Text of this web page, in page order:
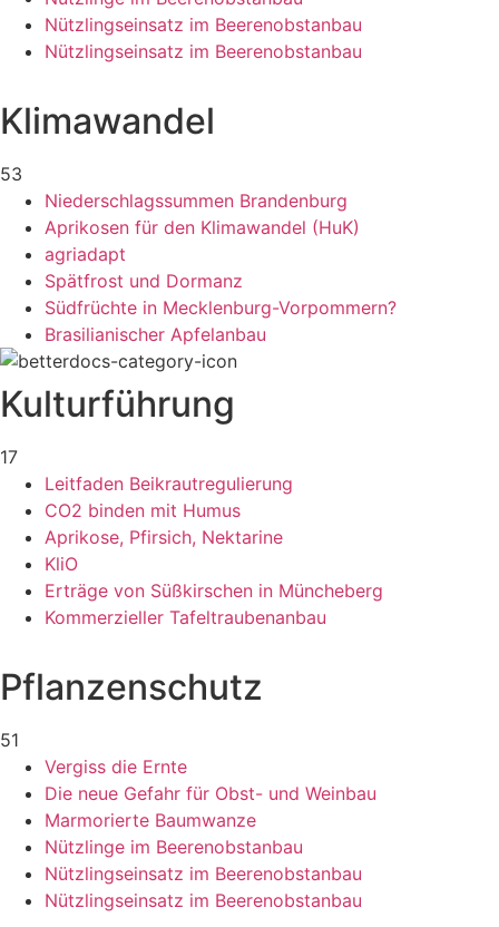
Nützlingseinsatz im Beerenobstanbau
Nützlingseinsatz im Beerenobstanbau
Klimawandel
53
Niederschlagssummen Brandenburg
Aprikosen für den Klimawandel (HuK)
agriadapt
Spätfrost und Dormanz
Südfrüchte in Mecklenburg-Vorpommern?
Brasilianischer Apfelanbau
Kulturführung
17
Leitfaden Beikrautregulierung
CO2 binden mit Humus
Aprikose, Pfirsich, Nektarine
KliO
Erträge von Süßkirschen in Müncheberg
Kommerzieller Tafeltraubenanbau
Pflanzenschutz
51
Vergiss die Ernte
Die neue Gefahr für Obst- und Weinbau
Marmorierte Baumwanze
Nützlinge im Beerenobstanbau
Nützlingseinsatz im Beerenobstanbau
Nützlingseinsatz im Beerenobstanbau